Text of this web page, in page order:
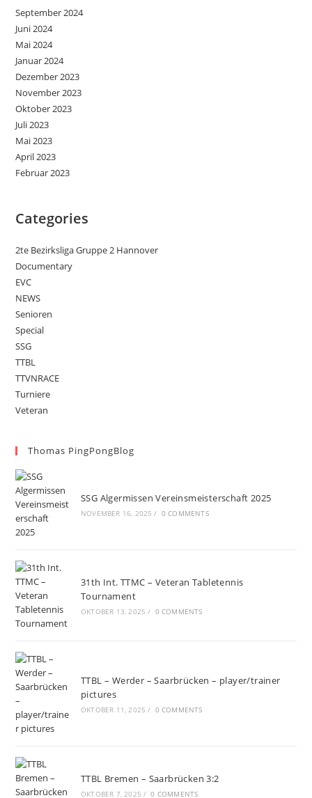
September 2024
Juni 2024
Mai 2024
Januar 2024
Dezember 2023
November 2023
Oktober 2023
Juli 2023
Mai 2023
April 2023
Februar 2023
Categories
2te Bezirksliga Gruppe 2 Hannover
Documentary
EVC
NEWS
Senioren
Special
SSG
TTBL
TTVNRACE
Turniere
Veteran
Thomas PingPongBlog
SSG Algermissen Vereinsmeisterschaft 2025
NOVEMBER 16, 2025 / 0 COMMENTS
31th Int. TTMC – Veteran Tabletennis
Tournament
OKTOBER 13, 2025 / 0 COMMENTS
TTBL – Werder – Saarbrücken – player/trainer
pictures
OKTOBER 11, 2025 / 0 COMMENTS
TTBL Bremen – Saarbrücken 3:2
OKTOBER 7, 2025 / 0 COMMENTS